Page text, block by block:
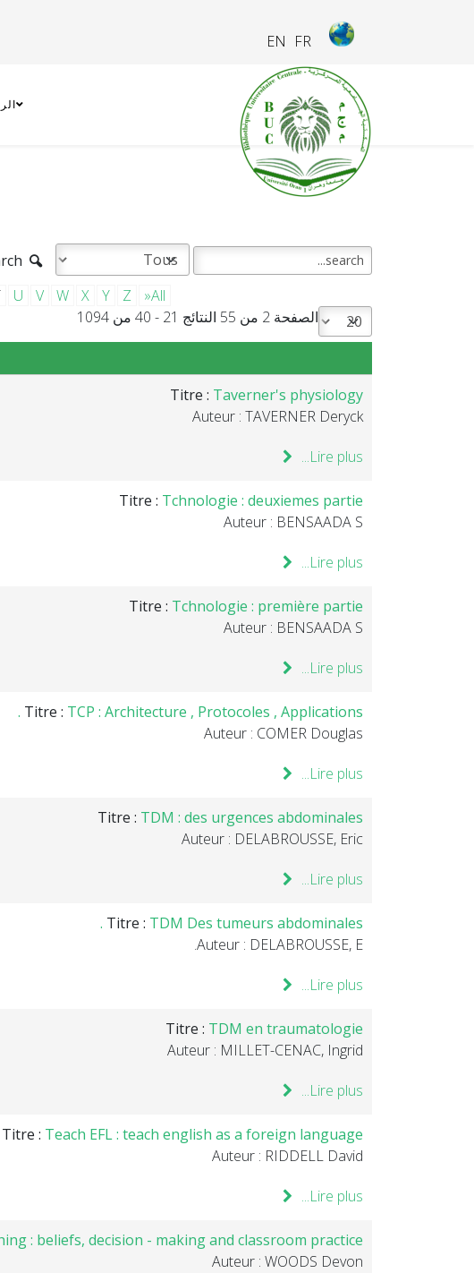
FR
EN
U V W X Y Z
»All
الصفحة 2 من 55 النتائج 21 - 40 من 1094
Titre : Taverner's physiology
Auteur : TAVERNER Deryck
Lire plus...
Titre : Tchnologie : deuxiemes partie
Auteur : BENSAADA S
Lire plus...
Titre : Tchnologie : première partie
Auteur : BENSAADA S
Lire plus...
Titre : TCP : Architecture , Protocoles , Applications .
Auteur : COMER Douglas
Lire plus...
Titre : TDM : des urgences abdominales
Auteur : DELABROUSSE, Eric
Lire plus...
Titre : TDM Des tumeurs abdominales .
Auteur : DELABROUSSE, E.
Lire plus...
Titre : TDM en traumatologie
Auteur : MILLET-CENAC, Ingrid
Lire plus...
Titre : Teach EFL : teach english as a foreign language
Auteur : RIDDELL David
Lire plus...
: beliefs, decision - making and classroom practice .
Auteur : WOODS Devon